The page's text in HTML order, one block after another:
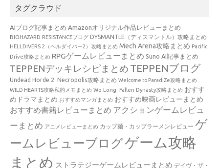
タグクラウド
AIブログ記事まとめ Amazonオリジナル作品レビューまとめ
BIOHAZARD RESISTANCEブログ DYSMANTLE（ディスマントル）攻略まとめ
HELLDIVERS 2（ヘルダイバー2）攻略まとめ Mech Arena攻略まとめ Pacific
Drive攻略まとめ RPGゲームレビューまとめ Suno AI記事まとめ
TEPPENデッキレシピまとめ TEPPENブログ
Undead Horde 2: Necropolis攻略まとめ Welcome to ParadiZe攻略まとめ
WILD HEARTS攻略私的メモまとめ Wo Long: Fallen Dynasty攻略まとめ おすす
めドラマまとめ おすすめマンガまとめ おすすめ映画レビューまとめ
おすすめ書籍レビューまとめ アクションゲームレビュ
ーまとめ アニメレビューまとめ カップ麺・カップラーメンレビュー ゲ
ームレビューブログゲーム攻略
まとめ ストラテジーゲームレビューまとめ デイヴ・ザ・